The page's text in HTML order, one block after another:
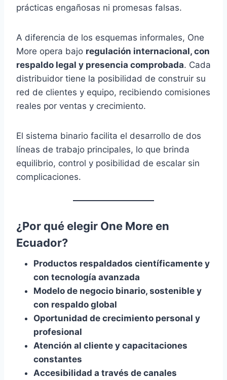
prácticas engañosas ni promesas falsas.
A diferencia de los esquemas informales, One
More opera bajo regulación internacional, con
respaldo legal y presencia comprobada. Cada
distribuidor tiene la posibilidad de construir su
red de clientes y equipo, recibiendo comisiones
reales por ventas y crecimiento.
El sistema binario facilita el desarrollo de dos
líneas de trabajo principales, lo que brinda
equilibrio, control y posibilidad de escalar sin
complicaciones.
¿Por qué elegir One More en
Ecuador?
Productos respaldados científicamente y
con tecnología avanzada
Modelo de negocio binario, sostenible y
con respaldo global
Oportunidad de crecimiento personal y
profesional
Atención al cliente y capacitaciones
constantes
Accesibilidad a través de canales